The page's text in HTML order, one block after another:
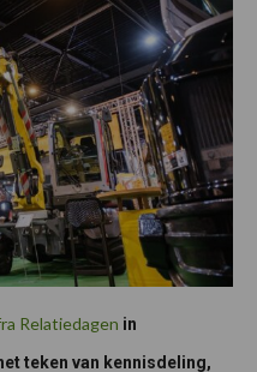
Relatiedagen in
teken van kennisdeling,